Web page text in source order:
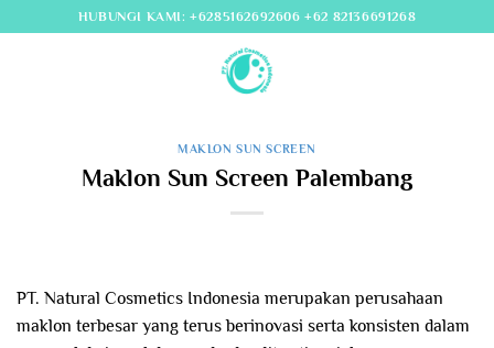
to
HUBUNGI KAMI: +6285162692606 +62 82136691268
MAKLON SUN SCREEN
Maklon Sun Screen Palembang
PT. Natural Cosmetics Indonesia merupakan perusahaan
maklon terbesar yang terus berinovasi serta konsisten dalam